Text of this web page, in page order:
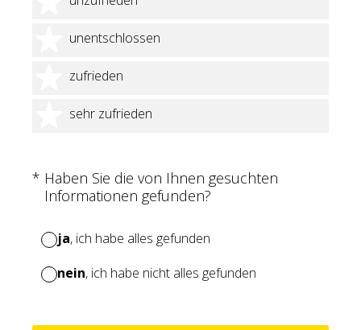
unentschlossen
3 Sterne
zufrieden
4 Sterne
sehr zufrieden
5 Sterne
* Haben Sie die von Ihnen gesuchten
Informationen gefunden?
(Erforderlich.)
ja, ich habe alles gefunden
nein, ich habe nicht alles gefunden